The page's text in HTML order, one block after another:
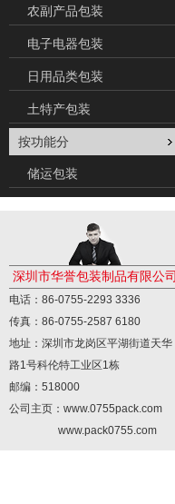
农副产品包装
电子电器包装
日用品类包装
土特产包装
按功能分
储运包装
深圳市华誉包装制品有限公司
电话：86-0755-2293 3336
传真：86-0755-2587 6180
地址：深圳市龙岗区平湖街道天华
路1号科伦特工业区1栋
邮编：518000
公司主页：www.0755pack.com
www.pack0755.com